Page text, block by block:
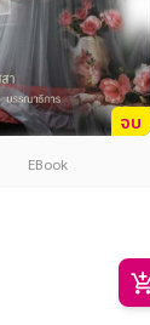
จบ
EBook